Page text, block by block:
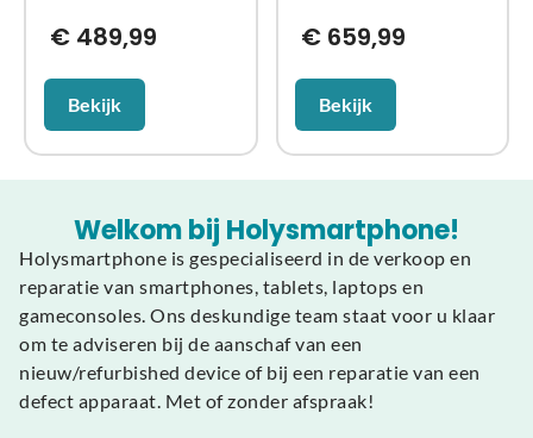
€489,99
Bekijk
€ 659,99
Bekijk
Welkom bij Holysmartphone!
Holysmartphone is gespecialiseerd in de verkoop en
reparatie van smartphones, tablets, laptops en
gameconsoles. Ons deskundige team staat voor u klaar
om te adviseren bij de aanschaf van een
nieuw/refurbished device of bij een reparatie van een
defect apparaat. Met of zonder afspraak!